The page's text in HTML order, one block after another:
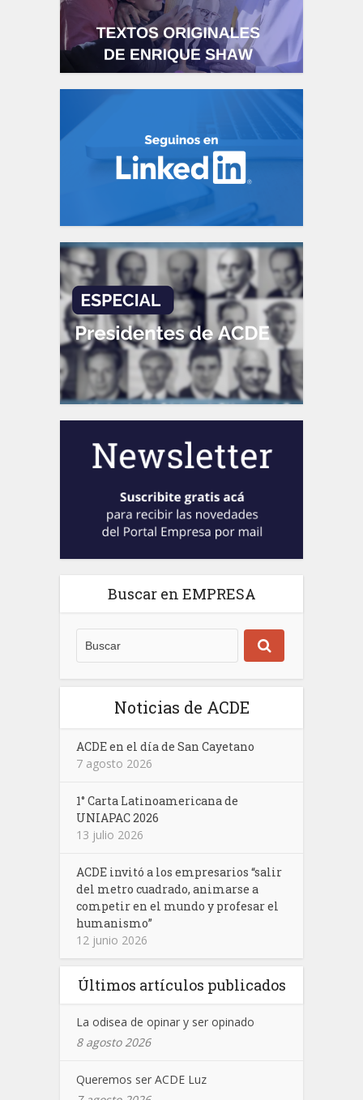
Buscar en EMPRESA
Noticias de ACDE
ACDE en el día de San Cayetano
7 agosto 2026
1° Carta Latinoamericana de
UNIAPAC 2026
13 julio 2026
ACDE invitó a los empresarios “salir
del metro cuadrado, animarse a
competir en el mundo y profesar el
humanismo”
12 junio 2026
Últimos artículos publicados
La odisea de opinar y ser opinado
8 agosto 2026
Queremos ser ACDE Luz